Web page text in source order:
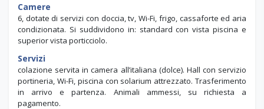
Camere
6, dotate di servizi con doccia, tv, Wi-Fi, frigo, cassaforte ed aria
condizionata. Si suddividono in: standard con vista piscina e
superior vista porticciolo.
Servizi
colazione servita in camera all’italiana (dolce). Hall con servizio
portineria, Wi-Fi, piscina con solarium attrezzato. Trasferimento
in arrivo e partenza. Animali ammessi, su richiesta a
pagamento.